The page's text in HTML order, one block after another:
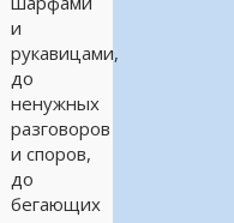
и
рукавицами,
до
ненужных
разговоров
и споров,
до
бегающих